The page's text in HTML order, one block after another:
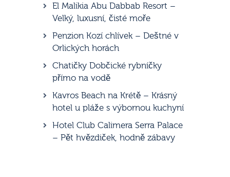
El Malikia Abu Dabbab Resort –
Velký, luxusní, čisté moře
Penzion Kozí chlívek – Deštné v
Orlických horách
Chatičky Dobčické rybníčky
přímo na vodě
Kavros Beach na Krétě – Krásný
hotel u pláže s výbornou kuchyní
Hotel Club Calimera Serra Palace
– Pět hvězdiček, hodně zábavy